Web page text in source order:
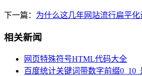
下一篇： 为什么这几年网站流行扁平化
相关新闻
网页特殊符号HTML代码大全
百度统计关键词带数字前缀